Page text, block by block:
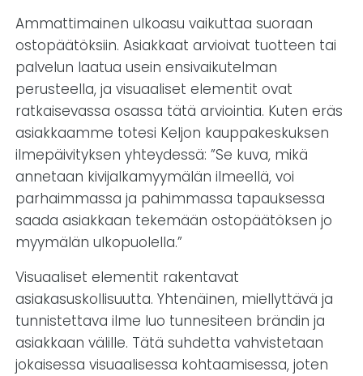
Ammattimainen ulkoasu vaikuttaa suoraan
ostopäätöksiin. Asiakkaat arvioivat tuotteen tai
palvelun laatua usein ensivaikutelman
perusteella, ja visuaaliset elementit ovat
ratkaisevassa osassa tätä arviointia. Kuten eräs
asiakkaamme totesi Keljon kauppakeskuksen
ilmepäivityksen yhteydessä: ”Se kuva, mikä
annetaan kivijalkamyymälän ilmeellä, voi
parhaimmassa ja pahimmassa tapauksessa
saada asiakkaan tekemään ostopäätöksen jo
myymälän ulkopuolella.”
Visuaaliset elementit rakentavat
asiakasuskollisuutta. Yhtenäinen, miellyttävä ja
tunnistettava ilme luo tunnesiteen brändin ja
asiakkaan välille. Tätä suhdetta vahvistetaan
jokaisessa visuaalisessa kohtaamisessa, joten